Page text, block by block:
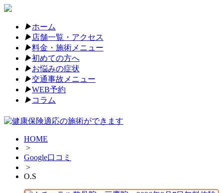
▶︎ホーム
▶︎店舗一覧・アクセス
▶︎料金・施術メニュー
▶︎初めての方へ
▶︎お悩みの症状
▶︎交通事故メニュー
▶︎WEB予約
▶︎コラム
HOME
>
Google口コミ
>
O.S